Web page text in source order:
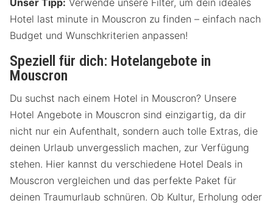
Unser Tipp: Verwende unsere Filter, um dein ideales
Hotel last minute in Mouscron zu finden – einfach nach
Budget und Wunschkriterien anpassen!
Speziell für dich: Hotelangebote in
Mouscron
Du suchst nach einem Hotel in Mouscron? Unsere
Hotel Angebote in Mouscron sind einzigartig, da dir
nicht nur ein Aufenthalt, sondern auch tolle Extras, die
deinen Urlaub unvergesslich machen, zur Verfügung
stehen. Hier kannst du verschiedene Hotel Deals in
Mouscron vergleichen und das perfekte Paket für
deinen Traumurlaub schnüren. Ob Kultur, Erholung oder